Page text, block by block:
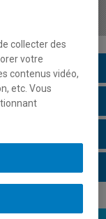
collecter des
votre
contenus vidéo,
etc. Vous